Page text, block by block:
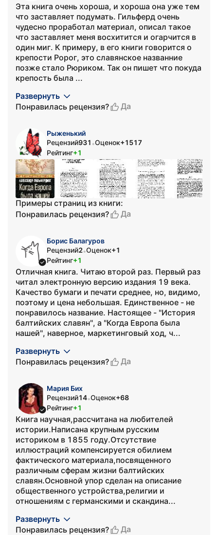
Эта книга очень хороша, и хороша она уже тем
что заставляет подумать. Гильферд очень
чудесно проработал материал, описал такое
что заставляет меня восхитится и огарчится в
один миг. К примеру, в его книги говорится о
крепости Ророг, это славянское названние
позже стало Рюриком. Так он пишет что покуда
крепость была ...
Развернуть
Понравилась рецензия?
Да
Рыженький
Рецензий931 •Оценок+1517
Рейтинг+1
Примеры страниц из книги:
Понравилась рецензия?
Да
Борис Балагуров
Рецензий2•Оценок+1
Рейтинг+1
Отличная книга. Читаю второй раз. Первый раз
читал электронную версию издания 19 века.
Качество бумаги и печати среднее, но, видимо,
поэтому и цена небольшая. Единственное - не
понравилось название. Настоящее - "История
балтийских славян", а "Когда Европа была
нашей", наверное, маркетинговый ход, ч...
Развернуть
Понравилась рецензия?
Да
Мария Бих
Рецензий14•Оценок+68
Рейтинг+1
Книга научная,рассчитана на любителей
истории.Написана крупным русским
историком в 1855 году.Отсутствие
иллюстраций компенсируется обилием
фактического материала,посвященного
различным сферам жизни балтийских
славян.Основной упор сделан на описание
общественного устройства,религии и
отношениям с германскими и скандина...
Развернуть
Понравилась рецензия?
Да